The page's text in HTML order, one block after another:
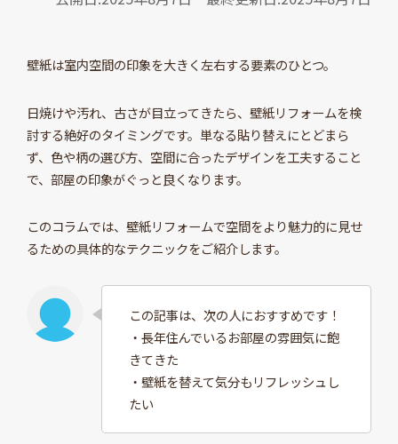
壁紙は室内空間の印象を大きく左右する要素のひとつ。
日焼けや汚れ、古さが目立ってきたら、壁紙リフォームを検
討する絶好のタイミングです。単なる貼り替えにとどまら
ず、色や柄の選び方、空間に合ったデザインを工夫すること
で、部屋の印象がぐっと良くなります。
このコラムでは、壁紙リフォームで空間をより魅力的に見せ
るための具体的なテクニックをご紹介します。
この記事は、次の人におすすめです！
・長年住んでいるお部屋の雰囲気に飽
きてきた
・壁紙を替えて気分もリフレッシュし
たい